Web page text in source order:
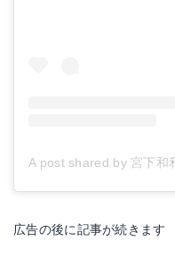
A post shared by 宮下和
広告の後に記事が続きます